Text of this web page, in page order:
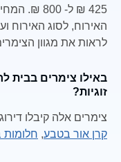
425 ₪ ל-
האירוח, לסוג האירוח
לראות את מגוון
באילו צימרים בבית
זוגיות?
צימרים אלה קיבלו
קרן אור בטבע,